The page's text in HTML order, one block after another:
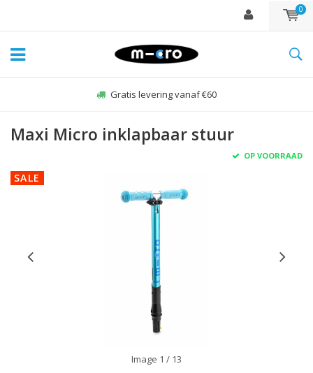
0
Gratis levering vanaf €60
Maxi Micro inklapbaar stuur
OP VOORRAAD
SALE
Image 1 / 13